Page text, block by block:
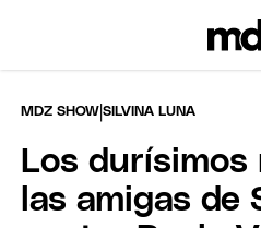
MDZ SHOW |SILVINA LUNA
Los durísimos
las amigas de